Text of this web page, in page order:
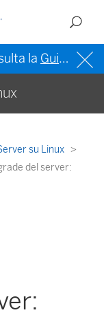
la Guida di Tableau in inglese (Stati Uniti)
su Linux
del server: